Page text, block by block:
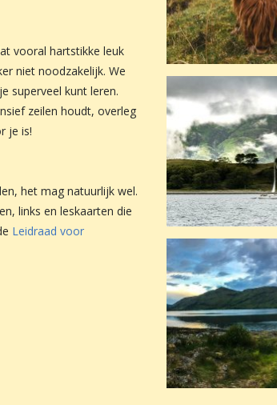
vooral hartstikke leuk
niet noodzakelijk. We
superveel kunt leren.
zeilen houdt, overleg
je is!
het mag natuurlijk wel.
links en leskaarten die
Leidraad voor